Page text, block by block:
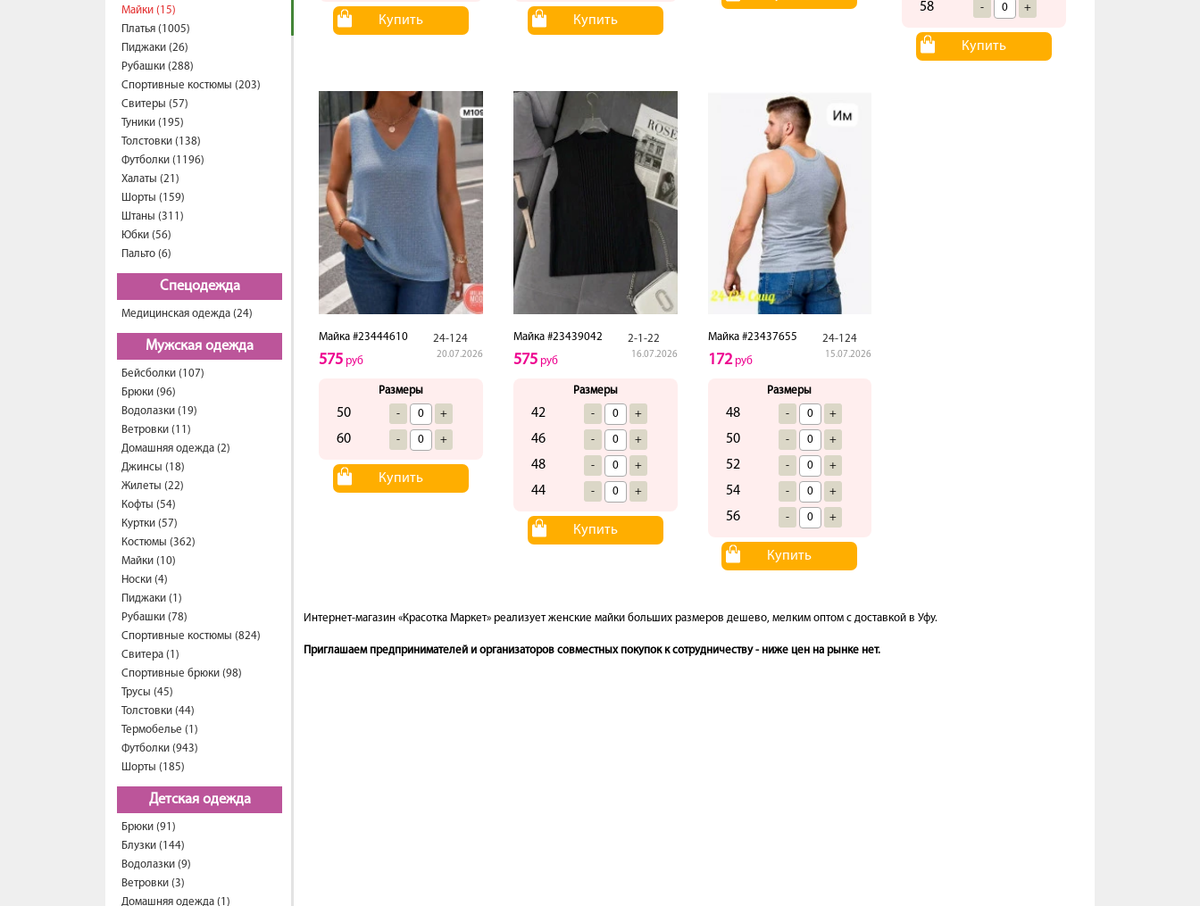
Майки (15)
Платья (1005)
Пиджаки (26)
Рубашки (288)
Спортивные костюмы (203)
Свитеры (57)
Туники (195)
Толстовки (138)
Футболки (1196)
Халаты (21)
Шорты (159)
Штаны (311)
Юбки (56)
Пальто (6)
Спецодежда
Медицинская одежда (24)
Мужская одежда
Бейсболки (107)
Брюки (96)
Водолазки (19)
Ветровки (11)
Домашняя одежда (2)
Джинсы (18)
Жилеты (22)
Кофты (54)
Куртки (57)
Костюмы (362)
Майки (10)
Носки (4)
Пиджаки (1)
Рубашки (78)
Спортивные костюмы (824)
Свитера (1)
Спортивные брюки (98)
Трусы (45)
Толстовки (44)
Термобелье (1)
Футболки (943)
Шорты (185)
Детская одежда
Брюки (91)
Блузки (144)
Водолазки (9)
Ветровки (3)
Домашняя одежда (1)
Купить Купить
58 - +
Купить
Майка #23444610 24-124
20.07.2026
575 руб
Размеры
50 - +
60 - +
Купить
Майка #23439042 2-1-22
16.07.2026
575руб
Размеры
42 - +
46 - +
48 - +
44 - +
Купить
Майка #23437655 24-124
15.07.2026
172руб
Размеры
48 - +
50 - +
52 - +
54 - +
56 - +
Купить
Интернет-магазин «Красотка Маркет» реализует женские майки больших размеров дешево, мелким оптом с доставкой в Уфу.
Приглашаем предпринимателей и организаторов совместных покупок к сотрудничеству - ниже цен на рынке нет.